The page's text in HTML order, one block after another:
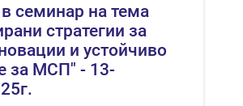
семинар на тема
стратегии за
и устойчиво
за МСП" - 13-